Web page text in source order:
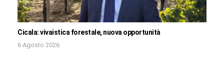
Cicala: vivaistica forestale, nuova opportunità
6 Agosto 2026